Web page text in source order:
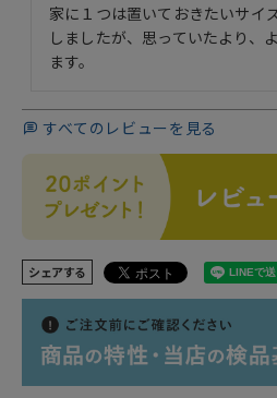
家に１つは置いておきたいサイ
しましたが、思っていたより、
ます。
すべてのレビューを見る
シェアする